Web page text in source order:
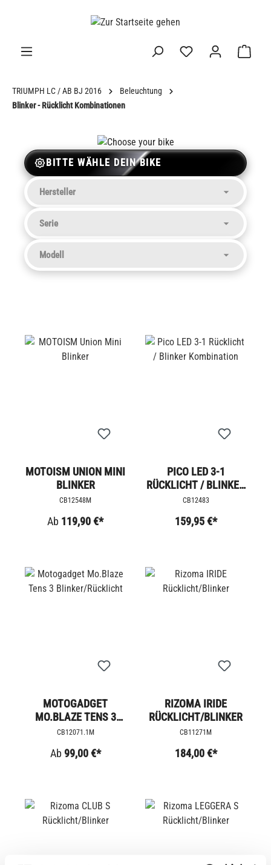
TRIUMPH LC / AB BJ 2016
Beleuchtung
Blinker - Rücklicht Kombinationen
BITTE WÄHLE DEIN BIKE
MOTOISM UNION MINI
BLINKER
CB12548M
Ab 119,90 €*
PICO LED 3-1
RÜCKLICHT / BLINKER
KOMBINATION
CB12483
159,95 €*
MOTOGADGET
MO.BLAZE TENS 3
BLINKER/RÜCKLICHT
CB12071.1M
Ab 99,00 €*
RIZOMA IRIDE
RÜCKLICHT/BLINKER
CB11271M
184,00 €*